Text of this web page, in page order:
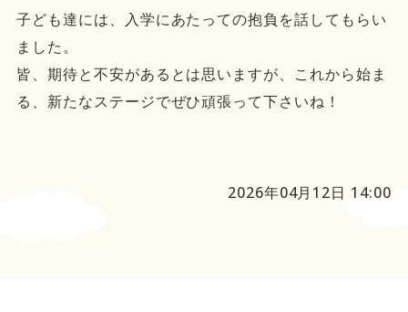
子ども達には、入学にあたっての抱負を話してもらい
ました。
皆、期待と不安があるとは思いますが、これから始ま
る、新たなステージでぜひ頑張って下さいね！
2026年04月12日 14:00